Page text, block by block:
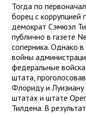
Тогда по
борец с
демократ Сэмюэл
публично в газете
соперника. Однако
войны
федеральные
штата,
Флориду и Луизиану
штатах и штате
Тилдена. В